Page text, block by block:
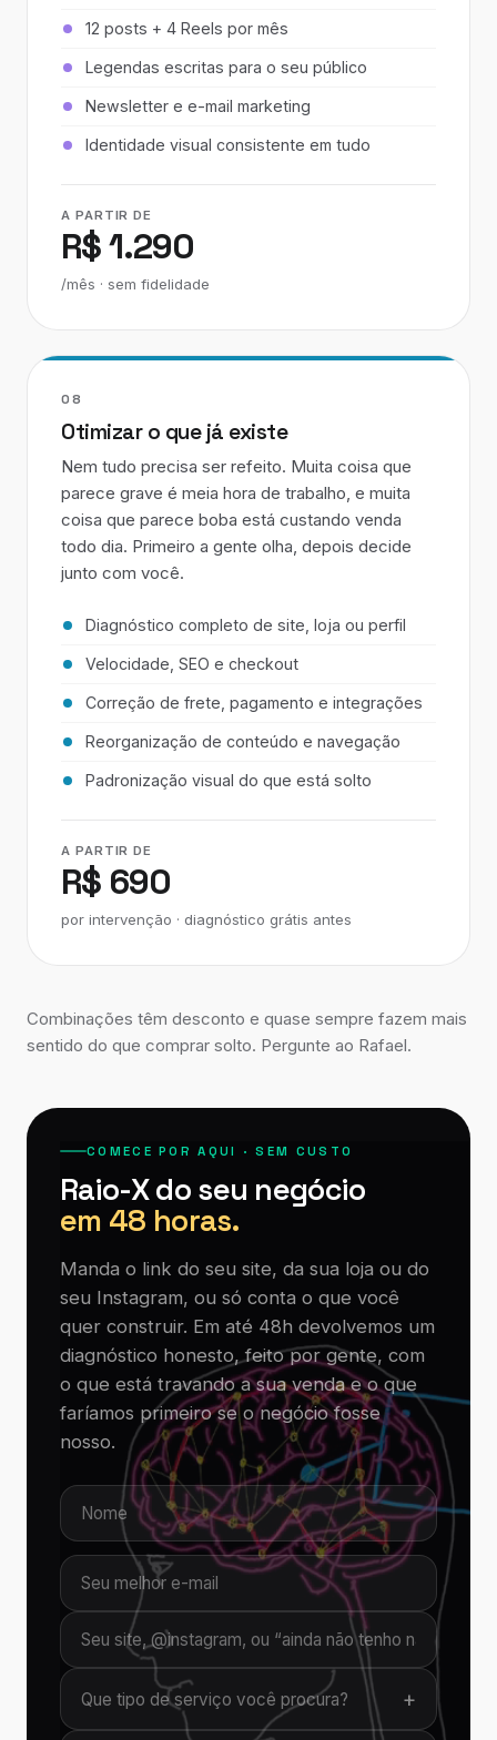
12 posts + 4 Reels por mês
Legendas escritas para o seu público
Newsletter e e-mail marketing
Identidade visual consistente em tudo
A PARTIR DE
R$ 1.290
/mês · sem fidelidade
08
Otimizar o que já existe
Nem tudo precisa ser refeito. Muita coisa que
parece grave é meia hora de trabalho, e muita
coisa que parece boba está custando venda
todo dia. Primeiro a gente olha, depois decide
junto com você.
Diagnóstico completo de site, loja ou perfil
Velocidade, SEO e checkout
Correção de frete, pagamento e integrações
Reorganização de conteúdo e navegação
Padronização visual do que está solto
A PARTIR DE
R$ 690
por intervenção · diagnóstico grátis antes
Combinações têm desconto e quase sempre fazem mais
sentido do que comprar solto. Pergunte ao Rafael.
COMECE POR AQUI · SEM CUSTO
Raio-X do seu negócio
em 48 horas.
Manda o link do seu site, da sua loja ou do
seu Instagram, ou só conta o que você
quer construir. Em até 48h devolvemos um
diagnóstico honesto, feito por gente, com
o que está travando a sua venda e o que
faríamos primeiro se o negócio fosse
nosso.
Que tipo de serviço você procura? +